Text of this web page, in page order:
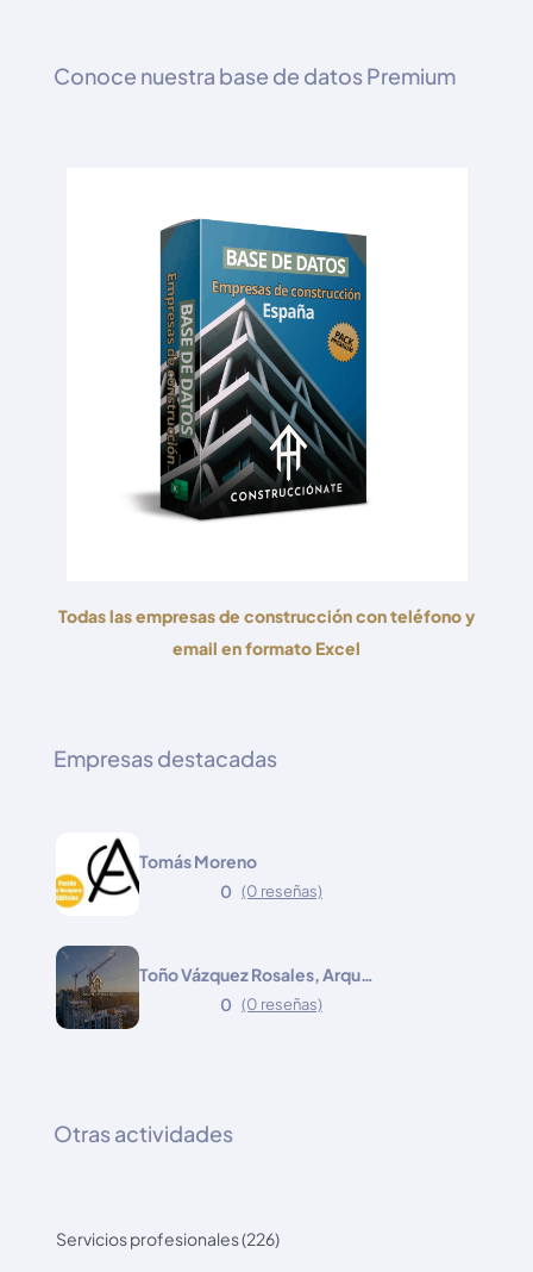
Conoce nuestra base de datos Premium
Todas las empresas de construcción con teléfono y
email en formato Excel
Empresas destacadas
Tomás Moreno
0 (0 reseñas)
Toño Vázquez Rosales, Arquitecto
0 (0 reseñas)
Otras actividades
Servicios profesionales (226)